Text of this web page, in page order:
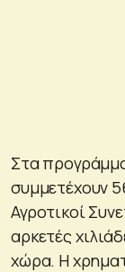
Στα
συμμετέχουν
Αγροτικοί
αρκετές
χώρα. Η